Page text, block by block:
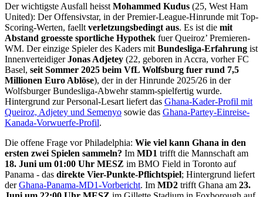
Der wichtigste Ausfall heisst Mohammed Kudus (25, West Ham
United): Der Offensivstar, in der Premier-League-Hinrunde mit Top-
Scoring-Werten, faellt verletzungsbedingt aus. Es ist die mit
Abstand groesste sportliche Hypothek fuer Queiroz’ Premieren-
WM. Der einzige Spieler des Kaders mit Bundesliga-Erfahrung ist
InnenverteidigerJonas Adjetey (22, geboren in Accra, vorher FC
Basel, seit Sommer 2025 beim VfL Wolfsburg fuer rund 7,5
Millionen Euro Ablöse), der in der Hinrunde 2025/26 in der
Wolfsburger Bundesliga-Abwehr stamm-spielfertig wurde.
Hintergrund zur Personal-Lesart liefert das Ghana-Kader-Profil mit
Queiroz, Adjetey und Semenyo sowie das Ghana-Partey-Einreise-
Kanada-Vorwuerfe-Profil.
Die offene Frage vor Philadelphia: Wie viel kann Ghana in den
ersten zwei Spielen sammeln? Im MD1 trifft die Mannschaft am
18. Juni um 01:00 Uhr MESZ im BMO Field in Toronto auf
Panama - das direkte Vier-Punkte-Pflichtspiel; Hintergrund liefert
derGhana-Panama-MD1-Vorbericht. Im MD2 trifft Ghana am 23.